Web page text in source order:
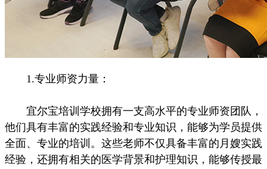
1.专业师资力量：
宜尔宝培训学校拥有一支高水平的专业师资团队，
他们具有丰富的实践经验和专业知识，能够为学员提供
全面、专业的培训。这些老师不仅具备丰富的月嫂实践
经验，还拥有相关的医学背景和护理知识，能够传授最